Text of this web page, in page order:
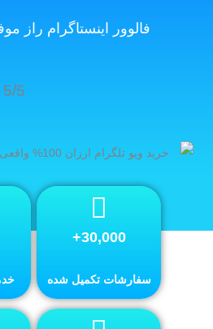
فالوور اینستاگرام
5/5 - (8 امتیاز)
30,000+
سفارشات تکمیل شده